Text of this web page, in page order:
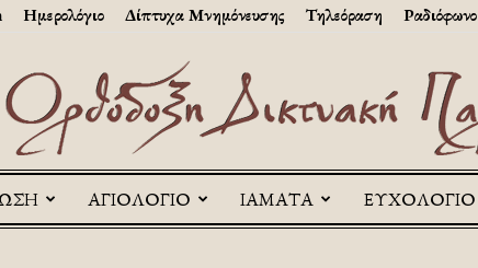
Ημερολόγιο Δίπτυχα Μνημόνευσης Τηλεόραση Ραδιόφωνο
Askitikon
ΑΓΙΟΛΟΓΙΟ ΙΑΜΑΤΑ ΕΥΧΟΛΟΓΙΟ